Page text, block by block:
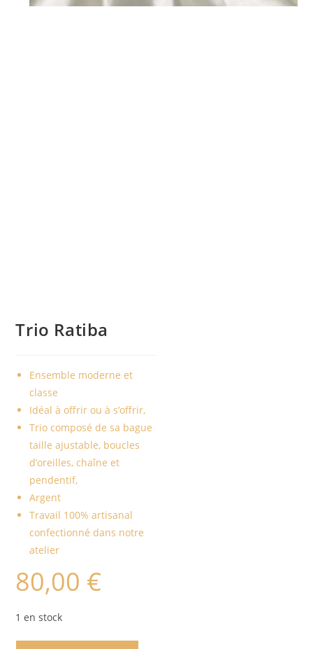
Trio Ratiba
Ensemble moderne et
classe
Idéal à offrir ou à s’offrir,
Trio composé de sa bague
taille ajustable, boucles
d’oreilles, chaîne et
pendentif,
Argent
Travail 100% artisanal
confectionné dans notre
atelier
80,00 €
1 en stock